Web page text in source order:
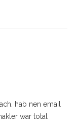
hab nen email
war total